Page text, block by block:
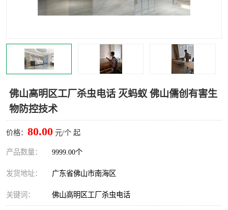
佛山高明区工厂杀虫电话 灭蚂蚁 佛山儒创有害生
物防控技术
价格： 80.00 元/个 起
产品数量： 9999.00个
发货地址： 广东省佛山市南海区
关键词： 佛山高明区工厂杀虫电话
灭蟑螂
害虫防治